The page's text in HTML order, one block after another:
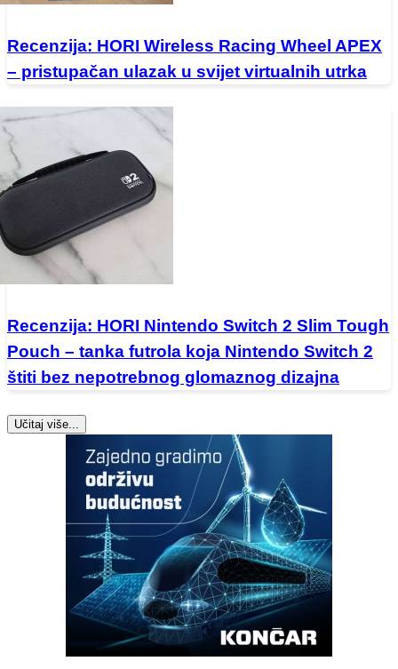
Recenzija: HORI Wireless Racing Wheel APEX
– pristupačan ulazak u svijet virtualnih utrka
Recenzija: HORI Nintendo Switch 2 Slim Tough
Pouch – tanka futrola koja Nintendo Switch 2
štiti bez nepotrebnog glomaznog dizajna
Učitaj više...